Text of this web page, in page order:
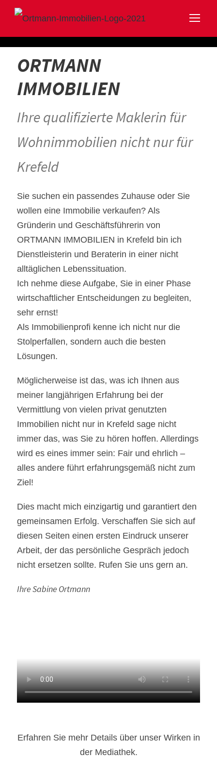
ORTMANN
IMMOBILIEN
Ihre qualifizierte Maklerin für
Wohnimmobilien nicht nur für
Krefeld
Sie suchen ein passendes Zuhause oder Sie
wollen eine Immobilie verkaufen? Als
Gründerin und Geschäftsführerin von
ORTMANN IMMOBILIEN in Krefeld bin ich
Dienstleisterin und Beraterin in einer nicht
alltäglichen Lebenssituation.
Ich nehme diese Aufgabe, Sie in einer Phase
wirtschaftlicher Entscheidungen zu begleiten,
sehr ernst!
Als Immobilienprofi kenne ich nicht nur die
Stolperfallen, sondern auch die besten
Lösungen.
Möglicherweise ist das, was ich Ihnen aus
meiner langjährigen Erfahrung bei der
Vermittlung von vielen privat genutzten
Immobilien nicht nur in Krefeld sage nicht
immer das, was Sie zu hören hoffen. Allerdings
wird es eines immer sein: Fair und ehrlich –
alles andere führt erfahrungsgemäß nicht zum
Ziel!
Dies macht mich einzigartig und garantiert den
gemeinsamen Erfolg. Verschaffen Sie sich auf
diesen Seiten einen ersten Eindruck unserer
Arbeit, der das persönliche Gespräch jedoch
nicht ersetzen sollte. Rufen Sie uns gern an.
Ihre Sabine Ortmann
Erfahren Sie mehr Details über unser Wirken in
der Mediathek.